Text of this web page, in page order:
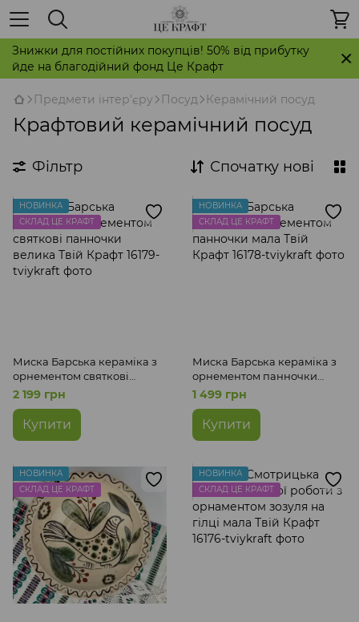
Знижки для постійних покупців! 50% від прибутку
йде на благодійний фонд Це Крафт
Предмети інтер'єру Посуд Керамічний посуд
Крафтовий керамічний посуд
Фільтр Спочатку нові
НОВИНКА
СКЛАД ЦЕ КРАФТ
Миска Барська кераміка з
орнементом святкові
панночки велика Твій
2 199 грн
Купити
НОВИНКА
СКЛАД ЦЕ КРАФТ
Миска Барська кераміка з
орнементом панночки
мала Твій Крафт
1 499 грн
Купити
НОВИНКА
СКЛАД ЦЕ КРАФТ
НОВИНКА
СКЛАД ЦЕ КРАФТ